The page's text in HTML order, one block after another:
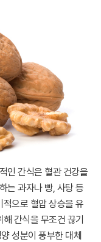
인 간식은 혈관 건강을
는 과자나 빵, 사탕 등
으로 혈압 상승을 유
간식을 무조건 끊기
성분이 풍부한 대체